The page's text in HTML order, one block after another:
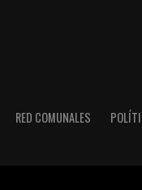
RED COMUNALES